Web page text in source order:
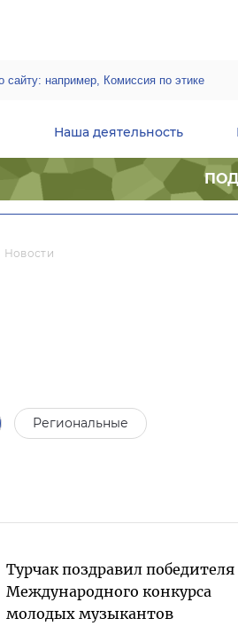
Наша деятельность
Новости
Региональные
Турчак поздравил победителя
Международного конкурса
молодых музыкантов